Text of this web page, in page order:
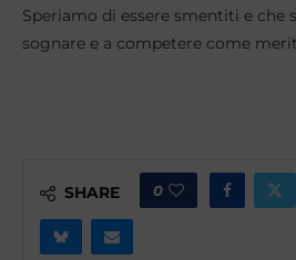
Speriamo di essere smentiti e che
sognare e a competere come
SHARE 0